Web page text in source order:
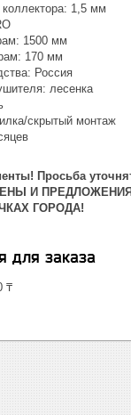
1,5 мм
1500 мм
170 мм
Россия
лесенка
скрытый монтаж
Просьба
И
ГОРОДА!
для заказа
₸